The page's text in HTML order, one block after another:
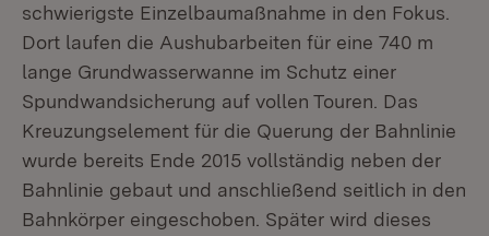
schwierigste Einzelbaumaßnahme in den Fokus.
Dort laufen die Aushubarbeiten für eine 740 m
lange Grundwasserwanne im Schutz einer
Spundwandsicherung auf vollen Touren. Das
Kreuzungselement für die Querung der Bahnlinie
wurde bereits Ende 2015 vollständig neben der
Bahnlinie gebaut und anschließend seitlich in den
Bahnkörper eingeschoben. Später wird dieses